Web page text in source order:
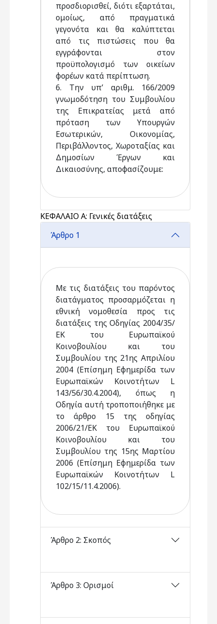
προσδιορισθεί, διότι εξαρτάται,
ομοίως, από πραγματικά
γεγονότα και θα καλύπτεται
από τις πιστώσεις που θα
εγγράφονται στον
προϋπολογισμό των οικείων
φορέων κατά περίπτωση.
6. Την υπ’ αριθμ. 166/2009
γνωμοδότηση του Συμβουλίου
της Επικρατείας μετά από
πρόταση των Υπουργών
Εσωτερικών, Οικονομίας,
Περιβάλλοντος, Χωροταξίας και
Δημοσίων Έργων και
Δικαιοσύνης, αποφασίζουμε:
ΚΕΦΑΛΑΙΟ Α: Γενικές διατάξεις
Άρθρο 1
Με τις διατάξεις του παρόντος
διατάγματος προσαρμόζεται η
εθνική νομοθεσία προς τις
διατάξεις της Οδηγίας 2004/35/
ΕΚ του Ευρωπαϊκού
Κοινοβουλίου και του
Συμβουλίου της 21ης Απριλίου
2004 (Επίσημη Εφημερίδα των
Ευρωπαϊκών Κοινοτήτων L
143/56/30.4.2004), όπως η
Οδηγία αυτή τροποποιήθηκε με
το άρθρο 15 της οδηγίας
2006/21/ΕΚ του Ευρωπαϊκού
Κοινοβουλίου και του
Συμβουλίου της 15ης Μαρτίου
2006 (Επίσημη Εφημερίδα των
Ευρωπαϊκών Κοινοτήτων L
102/15/11.4.2006).
Άρθρο 2: Σκοπός
Άρθρο 3: Ορισμοί